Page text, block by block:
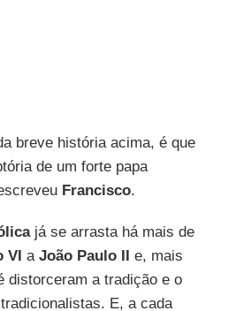
breve história acima, é que
de um forte papa
Francisco.
já se arrasta há mais de
VI a João Paulo II e, mais
distorceram a tradição e o
E, a cada